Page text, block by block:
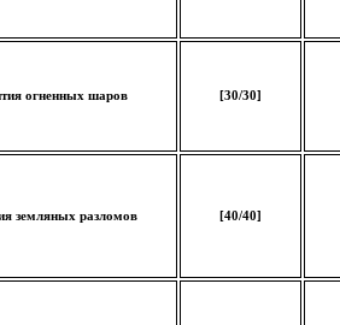
огненных шаров [30/30]
земляных разломов [40/40]